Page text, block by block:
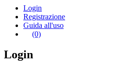
Login
Registrazione
Guida all'uso
(0)
Login